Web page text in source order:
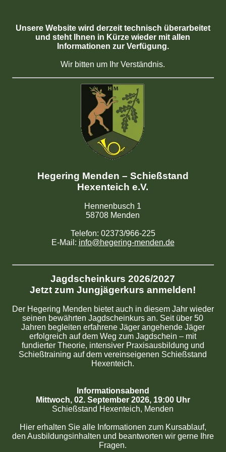
Unsere Website wird derzeit technisch überarbeitet
und steht Ihnen in Kürze wieder mit allen
Informationen zur Verfügung.
Wir bitten um Ihr Verständnis.
Hegering Menden – Schießstand
Hexenteich e.V.
Hennenbusch 1
58708 Menden
Telefon: 02373/966-225
E-Mail: info@hegering-menden.de
Jagdscheinkurs 2026/2027
Jetzt zum Jungjägerkurs anmelden!
Der Hegering Menden bietet auch in diesem Jahr wieder
seinen bewährten Jagdscheinkurs an. Seit über 50
Jahren begleiten erfahrene Jäger angehende Jäger
erfolgreich auf dem Weg zum Jagdschein – mit
fundierter Theorie, intensiver Praxisausbildung und
Schießtraining auf dem vereinseigenen Schießstand
Hexenteich.
Informationsabend
Mittwoch, 02. September 2026, 19:00 Uhr
Schießstand Hexenteich, Menden
Hier erhalten Sie alle Informationen zum Kursablauf,
den Ausbildungsinhalten und beantworten wir gerne Ihre
Fragen.